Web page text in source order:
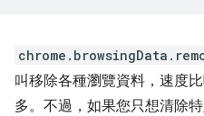
叫移除各種瀏覽資料，速度
多。不過，如果您只想清除